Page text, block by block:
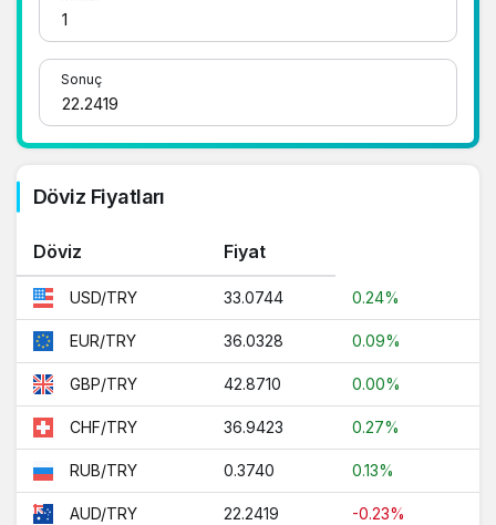
kolay bir şekilde çevirme işlemlerinizi
gerçekleştirebilirsiniz. Avustralya Doları
fiyatları hakkında detaylı bilgi ve anlık
güncellemeler için doğru adrestesiniz..
1 Euro Kaç TL ?
1 Euro Kaç TL ?
1 CHF Kaç TL ?
1 RUB Kaç TL ?
1 CNY Kaç TL ?
Sonuç
Döviz Fiyatları
Döviz Fiyat
USD/TRY 33.0744 0.24%
EUR/TRY 36.0328 0.09%
GBP/TRY 42.8710 0.00%
CHF/TRY 36.9423 0.27%
RUB/TRY 0.3740 0.13%
AUD/TRY 22.2419 -0.23%